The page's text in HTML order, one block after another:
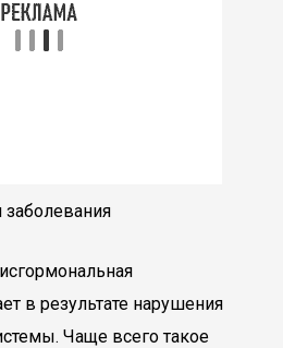
в результате нарушения
Чаще всего такое